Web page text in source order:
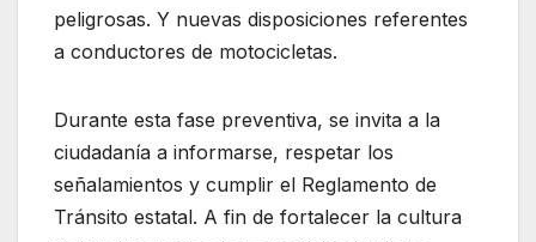
peligrosas. Y nuevas disposiciones referentes
a conductores de motocicletas.
Durante esta fase preventiva, se invita a la
ciudadanía a informarse, respetar los
señalamientos y cumplir el Reglamento de
Tránsito estatal. A fin de fortalecer la cultura